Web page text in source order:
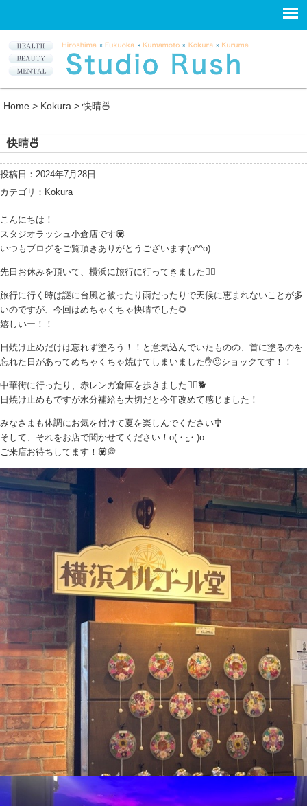
Home > Kokura >快晴🍜
快晴🍜
投稿日：2024年7月28日
カテゴリ： Kokura
こんにちは！
スタジオラッシュ小倉店です💟
いつもブログをご覧頂きありがとうございます(o^^o)
先日お休みを頂いて、横浜に旅行に行ってきました🧚‍♂️
旅行に行く時は謎に台風と被ったり雨だったりで天候に恵まれないことが多
いのですが、今回はめちゃくちゃ快晴でした🌻
嬉しいー！！
日焼け止めだけは忘れず塗ろう！！と意気込んでいたものの、首に塗るのを
忘れた日があってめちゃくちゃ焼けてしまいました✋🙂ショックです！！
中華街に行ったり、赤レンガ倉庫を歩きました🚶‍♀️🐕
日焼け止めもですが水分補給も大切だと今年改めて感じました！
みなさまも体調にお気を付けて夏を楽しんでください🎐
そして、それをお店で聞かせてください！o(・‧̫・)o
ご来店お待ちしてます！💟💭